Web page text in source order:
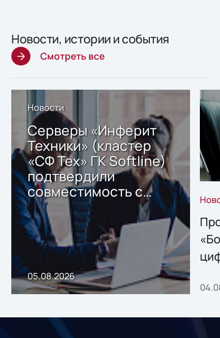
Новости, истории и события
Смотреть все
Новости
Серверы «Инферит
Техники» (кластер
«СФ Тех» ГК Softline)
подтвердили
совместимость с
решением Sharx
Storage 2.x для
хранения данных
05.08.2026